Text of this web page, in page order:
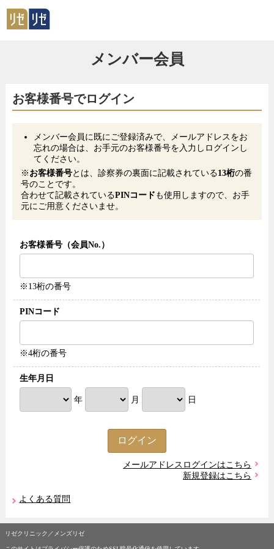
メンバー会員
お客様番号でログイン
メンバー会員に既にご登録済みで、メールアドレスをお
忘れの場合は、お手元のお客様番号を入力しログインし
てください。
※ お客様番号とは、診察券の裏面に記載されている13桁の番
号のことです。
合わせて記載されているPINコード も使用しますので、お手
元にご用意くださいませ。
お客様番号（会員No.）
※13桁の番号
PINコード
※4桁の番号
生年月日
年 月 日
メールアドレスログインはこちら
新規登録はこちら
よくある質問
リゼクリニック／メンズリゼ